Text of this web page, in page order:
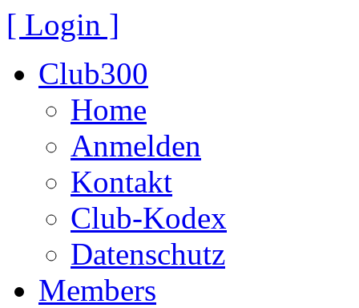
[ Login ]
Club300
Home
Anmelden
Kontakt
Club-Kodex
Datenschutz
Members